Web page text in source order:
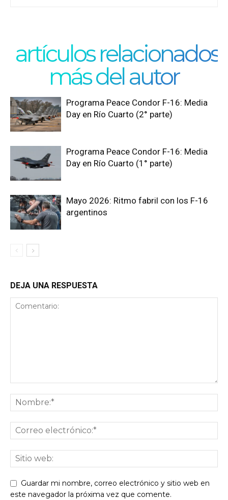
artículos relacionados
más del autor
Programa Peace Condor F-16: Media
Day en Río Cuarto (2° parte)
Programa Peace Condor F-16: Media
Day en Río Cuarto (1° parte)
Mayo 2026: Ritmo fabril con los F-16
argentinos
DEJA UNA RESPUESTA
Guardar mi nombre, correo electrónico y sitio web en
este navegador la próxima vez que comente.